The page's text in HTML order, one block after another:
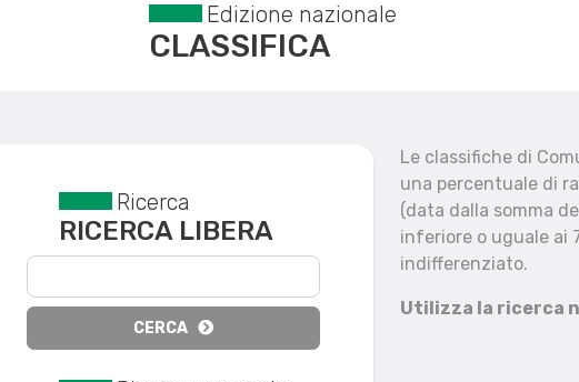
Edizione nazionale
CLASSIFICA
Reset filtri
Ricerca
RICERCA LIBERA
CERCA
Le classifiche di
una percentuale di
(data dalla somma
inferiore o uguale ai
indifferenziato.
Utilizza la ricerca